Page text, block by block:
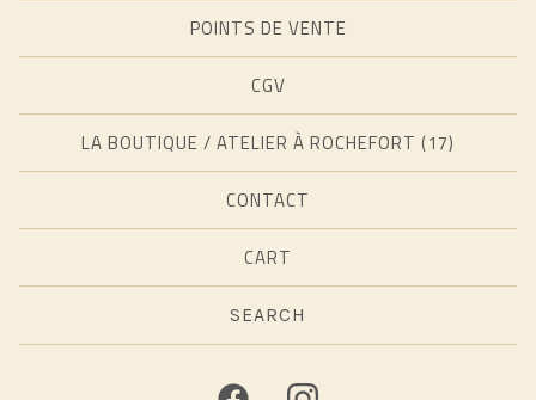
POINTS DE VENTE
CGV
LA BOUTIQUE / ATELIER À ROCHEFORT (17)
CONTACT
CART